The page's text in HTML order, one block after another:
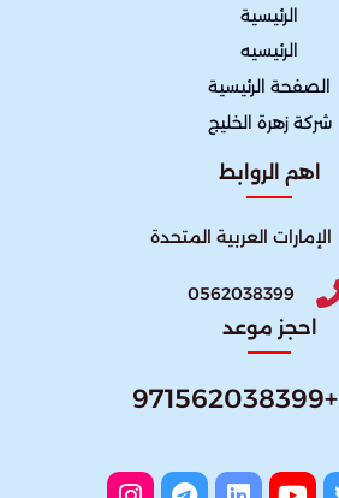
الرئيسية
الرئيسيه
الصفحة الرئيسية
شركة زهرة الخليج
اهم الروابط
الإمارات العربية المتحدة
0562038399
احجز موعد
+971562038399